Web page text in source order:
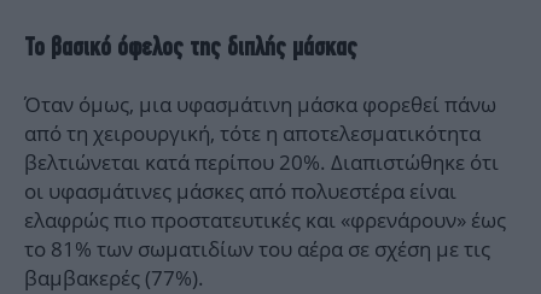
Το βασικό όφελος της διπλής μάσκας
Όταν όμως, μια υφασμάτινη μάσκα φορεθεί πάνω
από τη χειρουργική, τότε η αποτελεσματικότητα
βελτιώνεται κατά περίπου 20%. Διαπιστώθηκε ότι
οι υφασμάτινες μάσκες από πολυεστέρα είναι
ελαφρώς πιο προστατευτικές και «φρενάρουν» έως
το 81% των σωματιδίων του αέρα σε σχέση με τις
βαμβακερές (77%).